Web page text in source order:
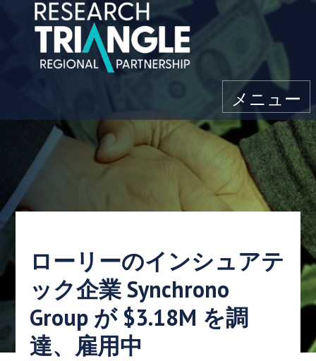
コンテンツにスキップ
メニュー
ローリーのインシュアテ
ック企業 Synchrono
Group が $3.18M を調
達、雇用中